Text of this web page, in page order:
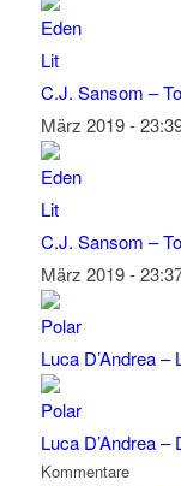
C.J. Sansom –
März 2019 -
C.J. Sansom –
März 2019 -
Luca D’Andrea –
Luca D’Andrea
Kommentare